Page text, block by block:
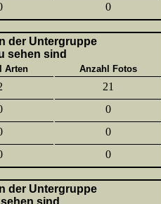
0
der Untergruppe
sehen sind
Arten
Anzahl Fotos
21
0
0
0
der Untergruppe
sind